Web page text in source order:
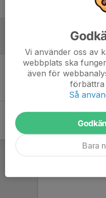
Vi använder oss av
webbplats ska
även för
förbättra
Så
Bara